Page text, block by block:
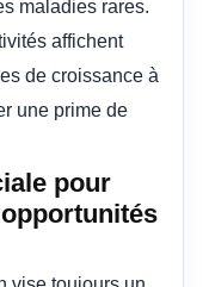
maladies rares.
affichent
de croissance à
une prime de
pour